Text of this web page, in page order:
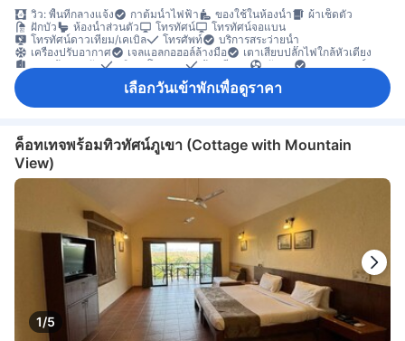
วิว: พื้นที่กลางแจ้ง
กาต้มน้ำไฟฟ้า ของใช้ในห้องน้ำ
ผ้าเช็ดตัว
ฝักบัว
ห้องน้ำส่วนตัว โทรทัศน์
โทรทัศน์จอแบน
โทรทัศน์ดาวเทียม/เคเบิล
โทรศัพท์
บริการสระว่ายน้ำ
เครื่องปรับอากาศ
เจลแอลกอฮอล์ล้างมือ
เตาเสียบปลั๊กไฟใกล้หัวเตียง
ทางเข้าส่วนตัว
บริการโทรปลุก ผ้าปูที่นอน พัดลม
อะแดปเตอร์
ตู้เย็น น้ำดื่มบรรจุขวด (ฟรี)
ถังขยะ
พื้นที่นั่งเล่น พื้นไม้/ปาเกต์
เลือกวันเข้าพักเพื่อดูราคา
ค็อทเทจพร้อมทิวทัศน์ภูเขา (Cottage with Mountain
View)
1/5